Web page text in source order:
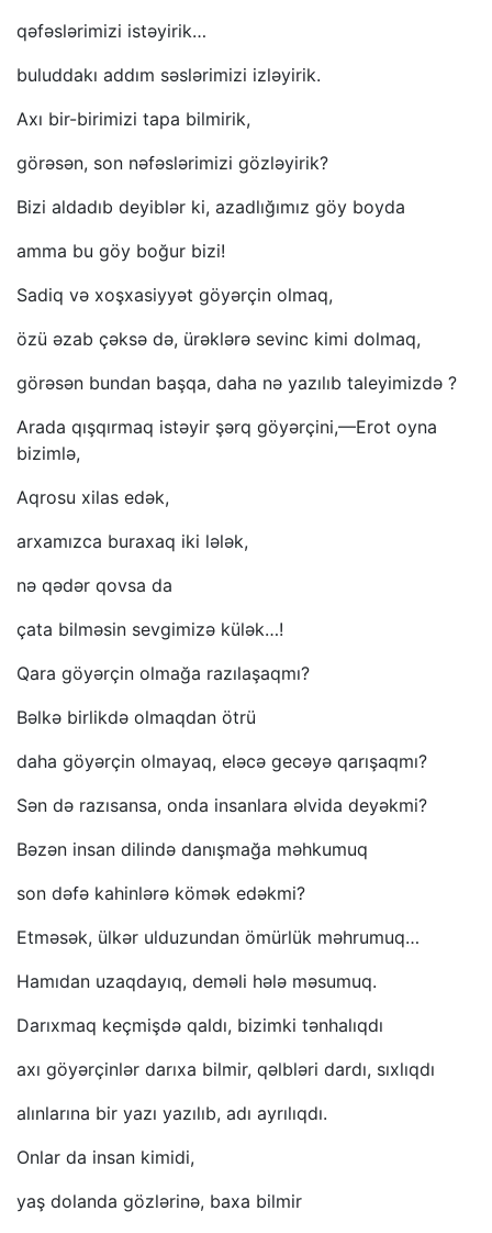
qəfəslərimizi istəyirik…
buluddakı addım səslərimizi izləyirik.
Axı bir-birimizi tapa bilmirik,
görəsən, son nəfəslərimizi gözləyirik?
Bizi aldadıb deyiblər ki, azadlığımız göy boyda
amma bu göy boğur bizi!
Sadiq və xoşxasiyyət göyərçin olmaq,
özü əzab çəksə də, ürəklərə sevinc kimi dolmaq,
görəsən bundan başqa, daha nə yazılıb taleyimizdə ?
Arada qışqırmaq istəyir şərq göyərçini,—Erot oyna
bizimlə,
Aqrosu xilas edək,
arxamızca buraxaq iki lələk,
nə qədər qovsa da
çata bilməsin sevgimizə külək…!
Qara göyərçin olmağa razılaşaqmı?
Bəlkə birlikdə olmaqdan ötrü
daha göyərçin olmayaq, eləcə gecəyə qarışaqmı?
Sən də razısansa, onda insanlara əlvida deyəkmi?
Bəzən insan dilində danışmağa məhkumuq
son dəfə kahinlərə kömək edəkmi?
Etməsək, ülkər ulduzundan ömürlük məhrumuq…
Hamıdan uzaqdayıq, deməli hələ məsumuq.
Darıxmaq keçmişdə qaldı, bizimki tənhalıqdı
axı göyərçinlər darıxa bilmir, qəlbləri dardı, sıxlıqdı
alınlarına bir yazı yazılıb, adı ayrılıqdı.
Onlar da insan kimidi,
yaş dolanda gözlərinə, baxa bilmir